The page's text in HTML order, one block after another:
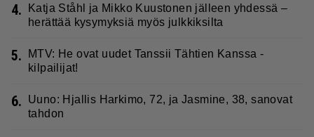
4.
Katja Ståhl ja Mikko Kuustonen jälleen yhdessä –
herättää kysymyksiä myös julkkiksilta
5.
MTV: He ovat uudet Tanssii Tähtien Kanssa -
kilpailijat!
6.
Uuno: Hjallis Harkimo, 72, ja Jasmine, 38, sanovat
tahdon